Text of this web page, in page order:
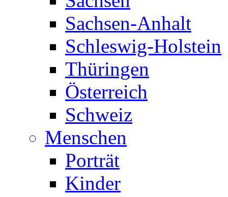
Sachsen-Anhalt
Schleswig-Holstein
Thüringen
Österreich
Schweiz
Menschen
Porträt
Kinder